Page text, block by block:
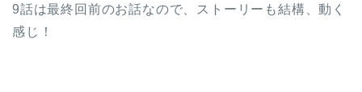
9話は最終回前のお話なので、ストーリーも結構、動く
感じ！